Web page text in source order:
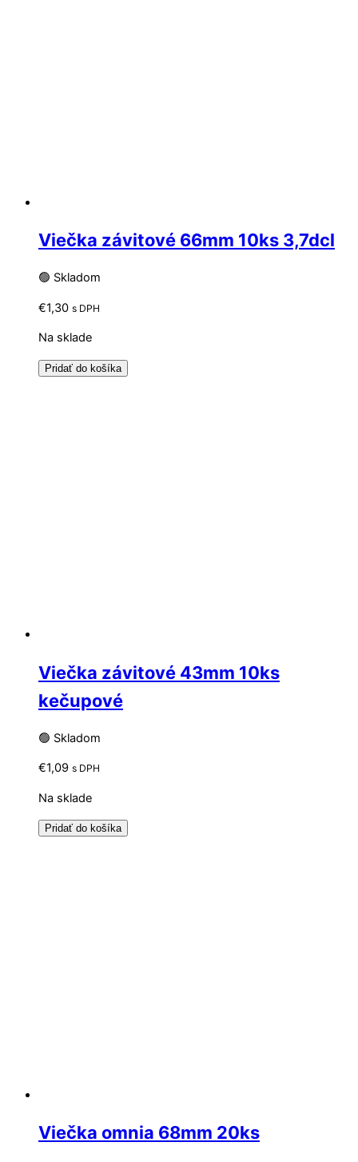
Viečka závitové 66mm 10ks 3,7dcl
🟢 Skladom
€1,30 s DPH
Na sklade
Pridať do košíka
Viečka závitové 43mm 10ks
kečupové
🟢 Skladom
€1,09 s DPH
Na sklade
Pridať do košíka
Viečka omnia 68mm 20ks